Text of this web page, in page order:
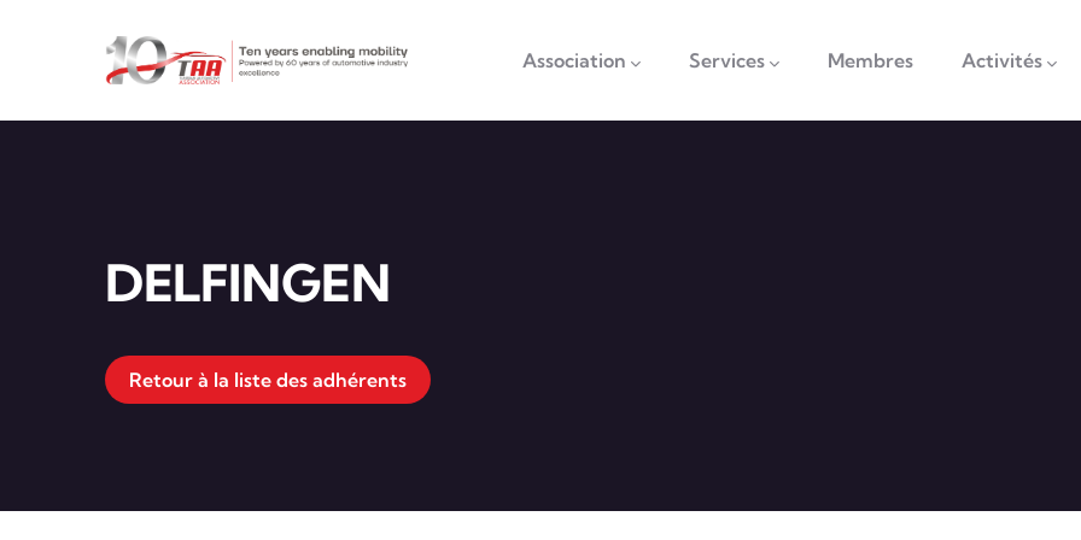
Association Services Membres Activités
DELFINGEN
Retour à la liste des adhérents